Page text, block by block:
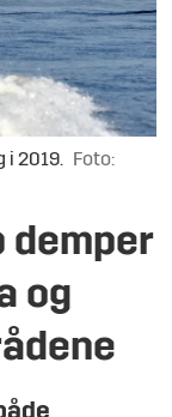
i 2019.
Foto:
demper
og